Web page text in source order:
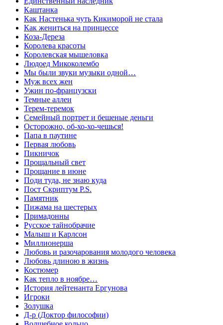
Каштанка
Как Настенька чуть Кикиморой не стала
Как жениться на принцессе
Коза-Дереза
Королева красоты
Королевская мышеловка
Людоед Микоколембо
Мы были звуки музыки одной…
Муж всех жен
Ужин по-французски
Темные аллеи
Терем-теремок
Семейный портрет и бешеные деньги
Осторожно, об-хо-хо-чешься!
Папа в паутине
Первая любовь
Пикничок
Прощальный свет
Прощание в июне
Поди туда, не знаю куда
Пост Скриптум P.S.
Памятник
Пижама на шестерых
Примадонны
Русское тайнобрачие
Малыш и Карлсон
Миллионерша
Любовь и разочарования молодого человека
Любовь длиною в жизнь
Костюмер
Как тепло в ноябре…
История лейтенанта Ергунова
Игроки
Золушка
Д-р (Доктор философии)